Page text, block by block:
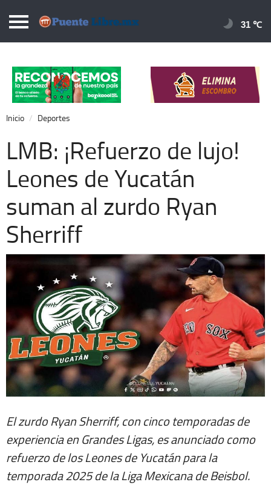
Puentelibre.mx
Local
Nacional
Opinión
Cronos
Economía
Extra +
31 ℃
Inicio Deportes
LMB: ¡Refuerzo de lujo!
Leones de Yucatán
suman al zurdo Ryan
Sherriff
El zurdo Ryan Sherriff, con cinco temporadas de
experiencia en Grandes Ligas, es anunciado como
refuerzo de los Leones de Yucatán para la
temporada 2025 de la Liga Mexicana de Beisbol.